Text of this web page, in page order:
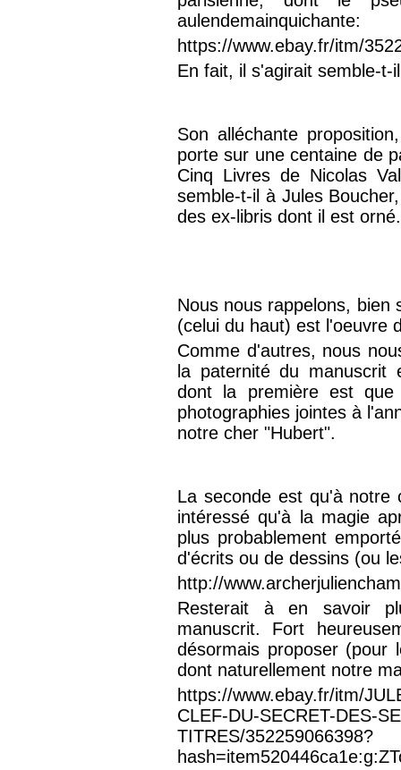
aulendemainquichante:
https://www.ebay.fr/itm/
En fait, il s'agirait semble-
Son alléchante
porte sur une centaine de
Cinq Livres de Nicolas
semble-t-il à Jules
des ex-libris dont il est orné.
Nous nous rappelons, bien
(celui du haut) est l'oeuvre
Comme d'autres, nous
la paternité du manuscrit
dont la première est que
photographies jointes à
notre cher "Hubert".
La seconde est qu'à
intéressé qu'à la magie
plus probablement
d'écrits ou de dessins (ou
http://
Resterait à en savoir
manuscrit. Fort
désormais proposer
dont naturellement notre
https://www.ebay.fr/itm/
CLEF-DU-SECRET-DES-
TITRES/352259066398?